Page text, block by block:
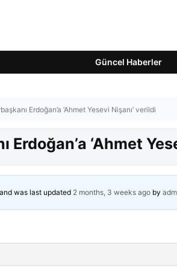
Güncel Haberler
Erdoğan’a ‘Ahmet Yesevi Nişanı’ verildi
Erdoğan’a ‘Ahmet
was last updated 2 months, 3 weeks ago by